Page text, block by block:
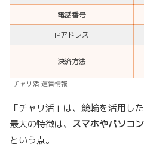
電話番号
IPアドレス
決済方法
チャリ活 運営情報
「チャリ活」は、競輪を活用し
最大の特徴は、 スマホやパソコ
という点。